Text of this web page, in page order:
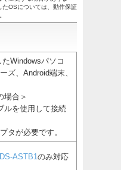
OSについては、動作保証
Windowsパソコ
ズ、Android端末、
場合＞
ルを使用して接続
タが必要です。
DS-ASTB1 のみ対応